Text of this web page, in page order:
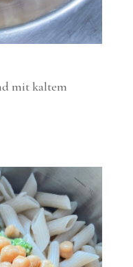
mit kaltem